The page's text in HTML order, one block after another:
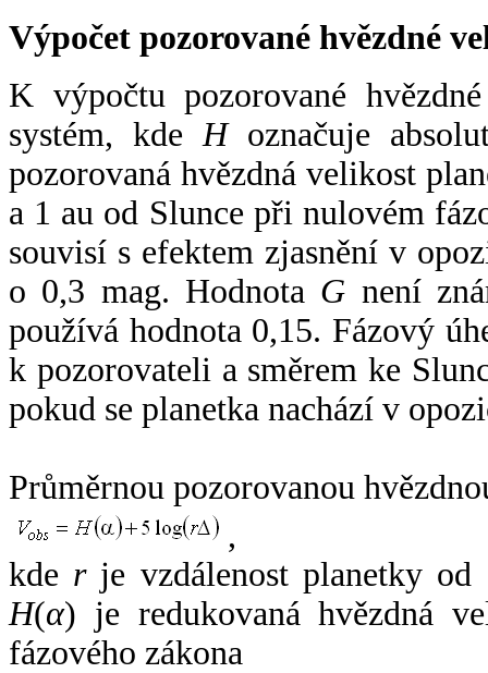
Výpočet pozorované hvězdné
K výpočtu pozorované
systém, kde Hoznačuje
pozorovaná hvězdná velikost
a 1 au od Slunce při nulovém
souvisí s efektem zjasnění v
o 0,3 mag. Hodnota G není
používá hodnota 0,15. Fázový
k pozorovateli a směrem ke
pokud se planetka nachází v
Průměrnou pozorovanou
,
kde rje vzdálenost planetky od
H(α) je redukovaná hvězdná
fázového zákona